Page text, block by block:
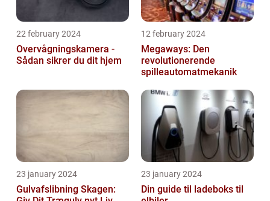
22 february 2024
Overvågningskamera -
Sådan sikrer du dit hjem
12 february 2024
Megaways: Den
revolutionerende
spilleautomatmekanik
23 january 2024
Gulvafslibning Skagen:
23 january 2024
Din guide til ladeboks til